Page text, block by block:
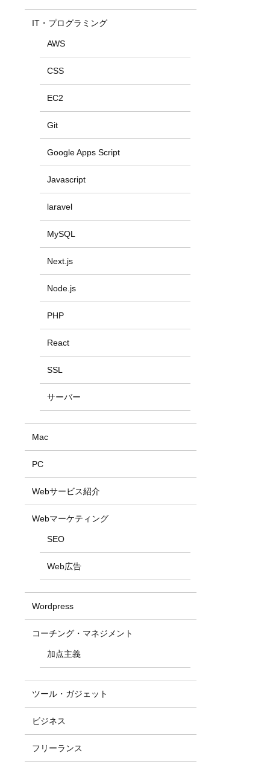
IT・プログラミング
AWS
CSS
EC2
Git
Google Apps Script
Javascript
laravel
MySQL
Next.js
Node.js
PHP
React
SSL
サーバー
Mac
PC
Webサービス紹介
Webマーケティング
SEO
Web広告
Wordpress
コーチング・マネジメント
加点主義
ツール・ガジェット
ビジネス
フリーランス